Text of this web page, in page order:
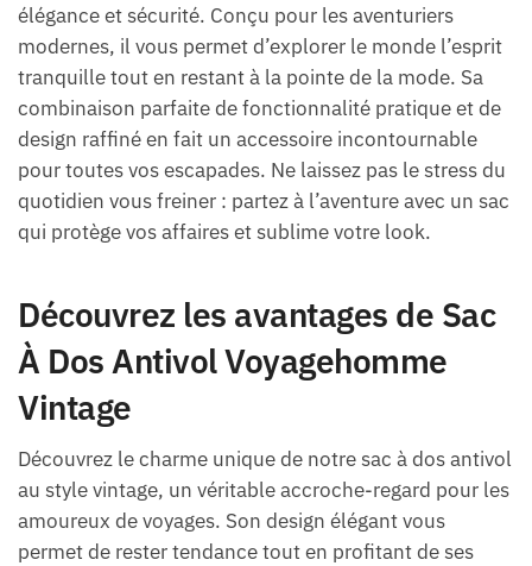
élégance et sécurité. Conçu pour les aventuriers
modernes, il vous permet d’explorer le monde l’esprit
tranquille tout en restant à la pointe de la mode. Sa
combinaison parfaite de fonctionnalité pratique et de
design raffiné en fait un accessoire incontournable
pour toutes vos escapades. Ne laissez pas le stress du
quotidien vous freiner : partez à l’aventure avec un sac
qui protège vos affaires et sublime votre look.
Découvrez les avantages de Sac
À Dos Antivol Voyagehomme
Vintage
Découvrez le charme unique de notre sac à dos antivol
au style vintage, un véritable accroche-regard pour les
amoureux de voyages. Son design élégant vous
permet de rester tendance tout en profitant de ses